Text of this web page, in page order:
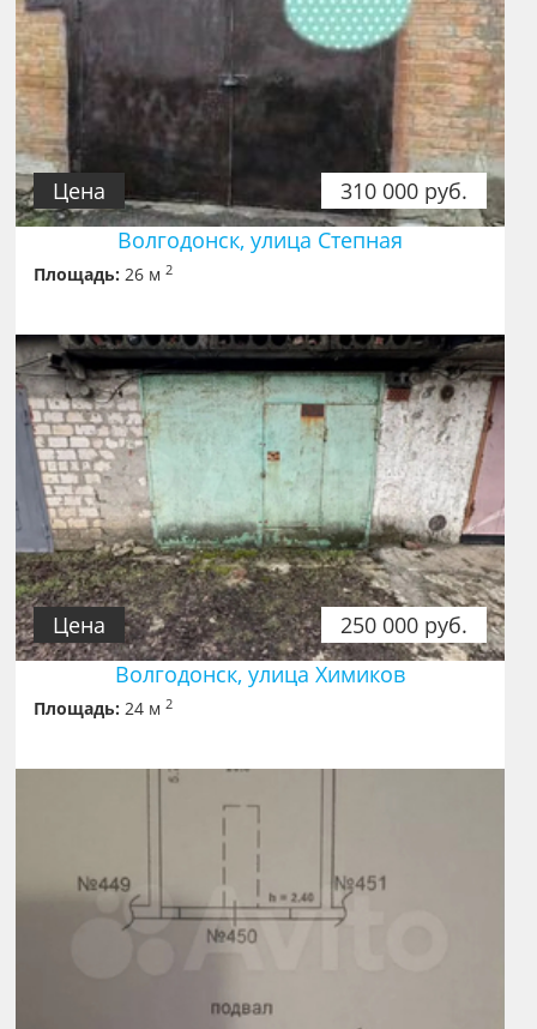
310 000 руб.
Цена
Волгодонск, улица Степная
Площадь: 26 м2
250 000 руб.
Цена
Волгодонск, улица Химиков
Площадь: 24 м2